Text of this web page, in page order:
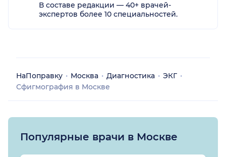
В составе редакции — 40+ врачей-
экспертов более 10 специальностей.
НаПоправку Москва Диагностика
ЭКГ
Сфигмография в Москве
Популярные врачи в Москве